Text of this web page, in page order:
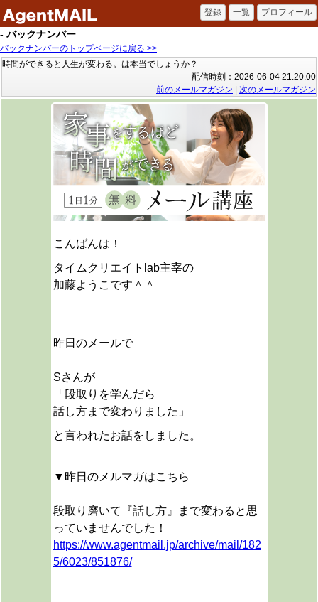
- バックナンバー
バックナンバーのトップページに戻る >>
時間ができると人生が変わる。は本当でしょうか？
配信時刻：2026-06-04 21:20:00
前のメールマガジン
次のメールマガジン
こんばんは！
タイムクリエイトlab主宰の
加藤ようこです＾＾
昨日のメールで
Sさんが
「段取りを学んだら
話し方まで変わりました」
と言われたお話をしました。
▼昨日のメルマガはこちら
段取り磨いて『話し方』まで変わると思
っていませんでした！
https://www.agentmail.jp/archive/mail/182
5/6023/851876/